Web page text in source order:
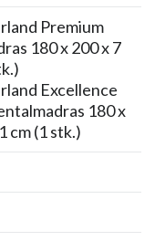
Premium
180 x 200 x 7
Excellence
180 x
cm (1 stk.)